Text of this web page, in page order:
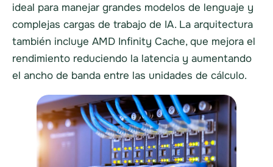
ideal para manejar grandes modelos de lenguaje y
complejas cargas de trabajo de IA. La arquitectura
también incluye AMD Infinity Cache, que mejora el
rendimiento reduciendo la latencia y aumentando
el ancho de banda entre las unidades de cálculo.